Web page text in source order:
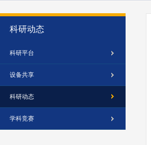
科研动态
科研平台
设备共享
科研动态
学科竞赛